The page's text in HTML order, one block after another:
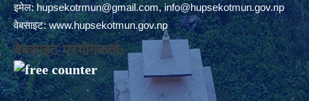
इमेल:hupsekotrmun@gmail.com,info@hupsekotmun.gov.np
वेबसाइट:www.hupsekotmun.gov.np
वेबसाइट प्रयोगकर्ता: